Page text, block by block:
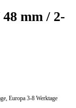
mm / 2-
Europa 3-8 Werktage